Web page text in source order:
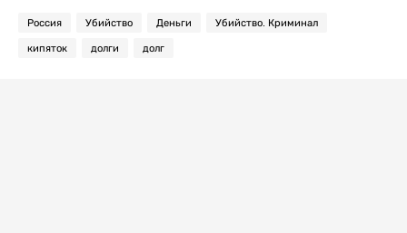
Россия Убийство Деньги Убийство. Криминал
кипяток долги долг